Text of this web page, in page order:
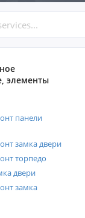
элементы
панели
замка двери
торпедо
двери
замка